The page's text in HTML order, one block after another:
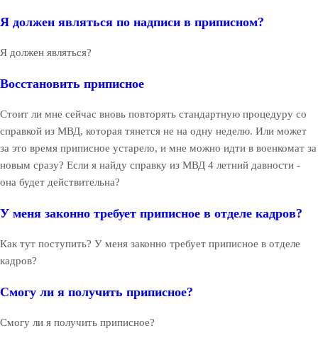
Я должен являться по надписи в приписном?
Я должен являться?
Восстановить приписное
Стоит ли мне сейчас вновь повторять стандартную процедуру со
справкой из МВД, которая тянется не на одну неделю. Или может
за это время приписное устарело, и мне можно идти в военкомат за
новым сразу? Если я найду справку из МВД 4 летний давности -
она будет действительна?
У меня законно требует приписное в отделе кадров?
Как тут поступить? У меня законно требует приписное в отделе
кадров?
Смогу ли я получить приписное?
Смогу ли я получить приписное?